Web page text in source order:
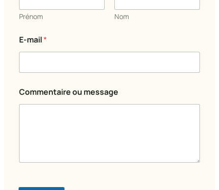
i
l
m
e
s
a
e
Prénom Nom
E-mail*
Commentaire ou message